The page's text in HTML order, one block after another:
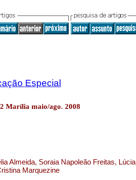
Especial
Marília maio/ago. 2008
Almeida, Soraia Napoleão Freitas, Lúcia
Marquezine